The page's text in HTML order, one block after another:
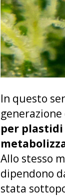
In questo
per plastidi
Allo stesso
dipendono
stata